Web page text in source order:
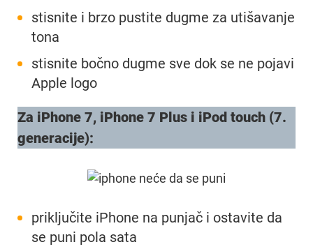
stisnite i brzo pustite dugme za utišavanje
tona
stisnite bočno dugme sve dok se ne pojavi
Apple logo
Za iPhone 7, iPhone 7 Plus i iPod touch (7.
generacije):
priključite iPhone na punjač i ostavite da
se puni pola sata